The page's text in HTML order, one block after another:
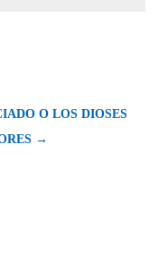
O LOS DIOSES
→